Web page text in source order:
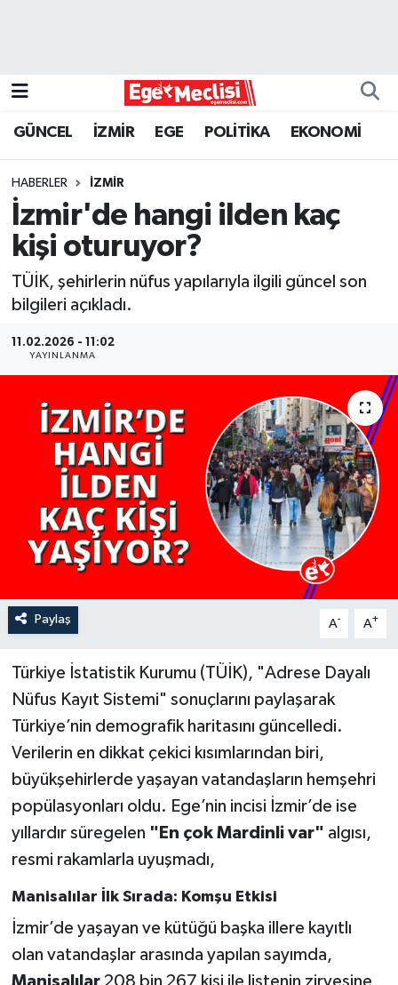
GÜNCEL İZMİR EGE POLİTİKA EKONOMİ
HABERLER İZMİR
İzmir'de hangi ilden kaç
kişi oturuyor?
TÜİK, şehirlerin nüfus yapılarıyla ilgili güncel son
bilgileri açıkladı.
11.02.2026 - 11:02
YAYINLANMA
Paylaş A- A+
Türkiye İstatistik Kurumu (TÜİK), "Adrese Dayalı
Nüfus Kayıt Sistemi" sonuçlarını paylaşarak
Türkiye’nin demografik haritasını güncelledi.
Verilerin en dikkat çekici kısımlarından biri,
büyükşehirlerde yaşayan vatandaşların hemşehri
popülasyonları oldu. Ege’nin incisi İzmir’de ise
yıllardır süregelen "En çok Mardinli var" algısı,
resmi rakamlarla uyuşmadı,
Manisalılar İlk Sırada: Komşu Etkisi
İzmir’de yaşayan ve kütüğü başka illere kayıtlı
olan vatandaşlar arasında yapılan sayımda,
Manisalılar208 bin 267 kişi ile listenin zirvesine
GÜNCEL
İZMİR
ÖZEL HABER
POLİTİKA
Programlar
YAŞAM